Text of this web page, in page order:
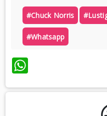
#chuck Norris
#whatsapp
WhatsApp